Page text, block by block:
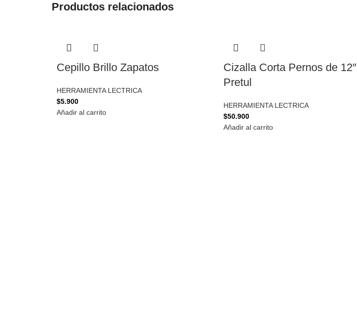
Productos relacionados
Cepillo Brillo Zapatos
HERRAMIENTA LECTRICA
$5.900
Añadir al carrito
Cizalla Corta Pernos de 12″
Pretul
HERRAMIENTA LECTRICA
$50.900
Añadir al carrito